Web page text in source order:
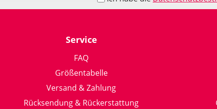
Service
FAQ
Größentabelle
Versand & Zahlung
Rücksendung & Rückerstattung